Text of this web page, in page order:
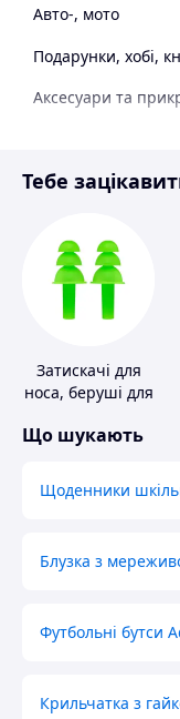
Авто-, мото
Подарунки, хобі,
Аксесуари та
Спорт і відпочинок
Тебе
Затискачі для
носа, беруші для
Що шукають
Щоденники
Блузка з
Футбольні бутси
Крильчатка з